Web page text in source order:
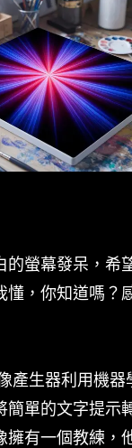
的螢幕發呆，希
懂，你知道嗎？
產生器利用機器
簡單的文字提示
擁有一個教練，